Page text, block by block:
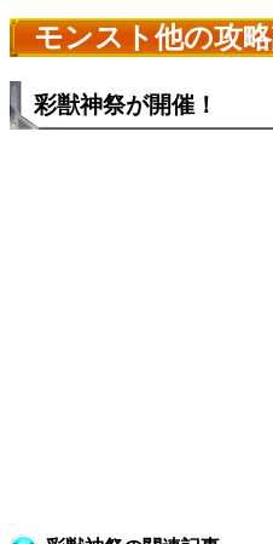
モンスト他の攻
彩獣神祭が開催！